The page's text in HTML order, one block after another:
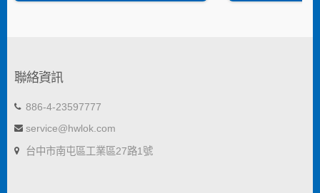
聯絡資訊
886-4-23597777
service@hwlok.com
台中市南屯區工業區27路1號